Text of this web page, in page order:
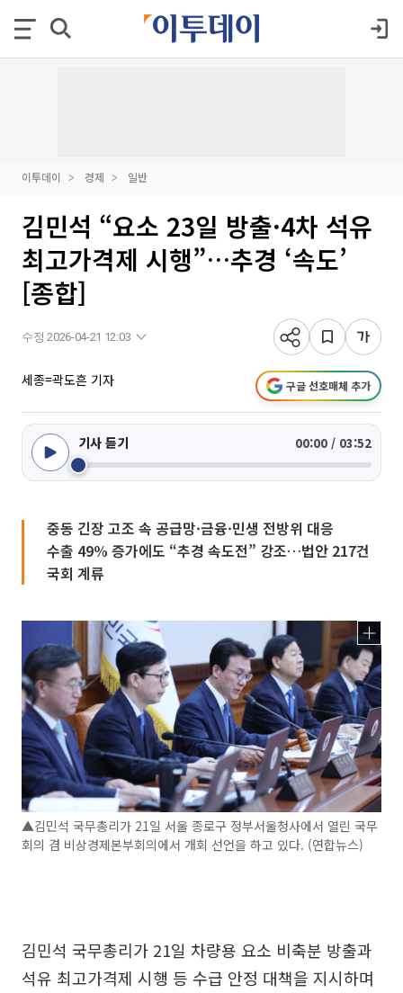
이투데이 경제 일반
김민석 “요소 23일 방출·4차 석유
최고가격제 시행”…추경 ‘속도’
[종합]
수정 2026-04-21 12:03
세종=곽도흔 기자 구글 선호매체 추가
기사 듣기 00:00 / 03:52
중동 긴장 고조 속 공급망·금융·민생 전방위 대응
수출 49% 증가에도 “추경 속도전” 강조…법안 217건
국회 계류
▲김민석 국무총리가 21일 서울 종로구 정부서울청사에서 열린 국무
회의 겸 비상경제본부회의에서 개회 선언을 하고 있다. (연합뉴스)
김민석 국무총리가 21일 차량용 요소 비축분 방출과
석유 최고가격제 시행 등 수급 안정 대책을 지시하며